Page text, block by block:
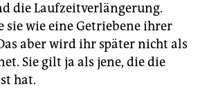
die Laufzeitverlängerung.
sie wie eine Getriebene ihrer
aber wird ihr später nicht als
Sie gilt ja als jene, die die
hat.